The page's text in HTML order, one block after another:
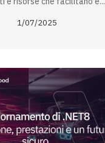
1/07/2025